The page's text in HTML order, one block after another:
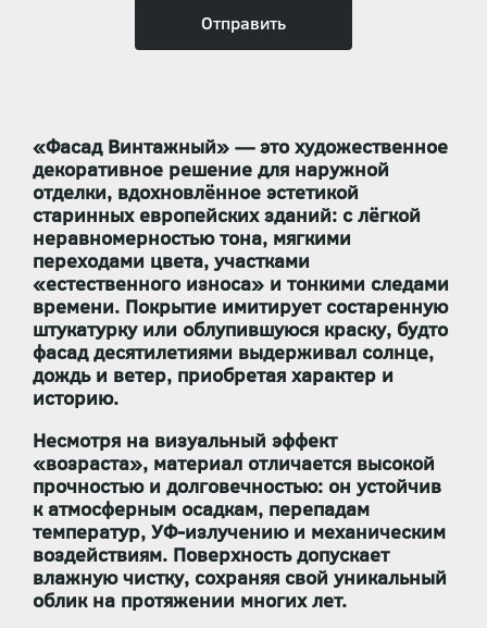
«Фасад Винтажный» — это художественное
декоративное решение для наружной
отделки, вдохновлённое эстетикой
старинных европейских зданий: с лёгкой
неравномерностью тона, мягкими
переходами цвета, участками
«естественного износа» и тонкими следами
времени. Покрытие имитирует состаренную
штукатурку или облупившуюся краску, будто
фасад десятилетиями выдерживал солнце,
дождь и ветер, приобретая характер и
историю.
Несмотря на визуальный эффект
«возраста», материал отличается высокой
прочностью и долговечностью: он устойчив
к атмосферным осадкам, перепадам
температур, УФ-излучению и механическим
воздействиям. Поверхность допускает
влажную чистку, сохраняя свой уникальный
облик на протяжении многих лет.